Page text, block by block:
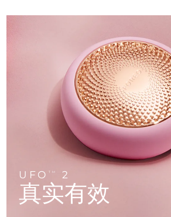
UFO TM 2
真实有效
For young skin, T-zone
LUNA™ 4 go
For travel or gym bag
LUNA™ 护肤
Premium cleansers &
LUNA™ 设备
Premium anti-aging
BEAR™ 设备
All premium facelift
UFO™ 3 mini
Red light therapy
UFO™ 3 go
Portable red light
面膜
issa™ 4 smile
Hybrid silicone sonic
issa™ 4 baby
For ages 0-3
issa™ Teeth
Dual LED + sonic
Clinical anti-aging
FAQ™ 102
Advanced clinical anti-
FAQ™ 103
Luxurious clinical anti-
FAQ™ P1 Primer
LED mask
FAQ™ 202
LED mask
FAQ™ 211
Anti-aging neck &
FAQ™ 221
FAQ™ 301
LED hair
FAQ™ Scalp
肌肤年
NEW
FAQ™ 501
Full-Spectrum Red
FAQ™ 502
Full-Spectrum Red
专业治疗
爱沙尼亚